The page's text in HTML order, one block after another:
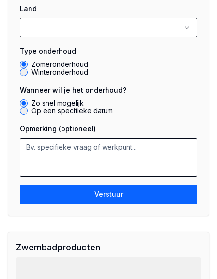
Land
Type onderhoud
Zomeronderhoud
Winteronderhoud
Wanneer wil je het onderhoud?
Zo snel mogelijk
Op een specifieke datum
Opmerking (optioneel)
Verstuur
Zwembadproducten